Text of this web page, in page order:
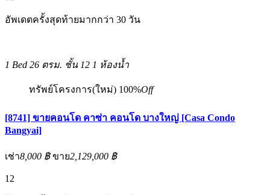
อัพเดตครั้งสุดท้ายมากกว่า 30 วัน
1 Bed 26 ตรม. ชั้น 12 1 ห้องน้ำ
ทรัพย์โครงการ(ใหม่) 100%Off
[8741] ขายคอนโด คาซ่า คอนโด บางใหญ่ [Casa Condo
Bangyai]
เช่า8,000 ฿ ขาย2,129,000 ฿
12